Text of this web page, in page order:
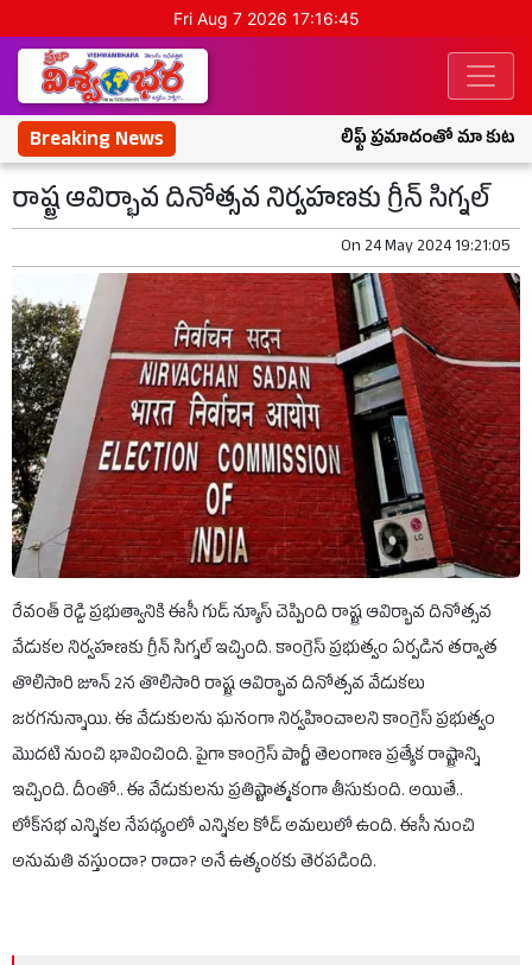
Fri Aug 7 2026 17:16:46
Breaking News లిఫ్ట్ ప్రమాదంతో మా
రాష్ట్ర ఆవిర్భావ దినోత్సవ నిర్వహణకు గ్రీన్ సిగ్నల్
On24 May 2024 19:21:05
రేవంత్ రెడ్డి ప్రభుత్వానికి ఈసీ గుడ్ న్యూస్ చెప్పింది రాష్ట్ర ఆవిర్భావ దినోత్సవ
వేడుకల నిర్వహణకు గ్రీన్ సిగ్నల్ ఇచ్చింది. కాంగ్రెస్ ప్రభుత్వం ఏర్పడిన తర్వాత
తొలిసారి జూన్ 2న తొలిసారి రాష్ట్ర ఆవిర్భావ దినోత్సవ వేడుకలు
జరగనున్నాయి. ఈ వేడుకులను ఘనంగా నిర్వహించాలని కాంగ్రెస్ ప్రభుత్వం
మొదటి నుంచి భావించింది. పైగా కాంగ్రెస్ పార్టీ తెలంగాణ ప్రత్యేక రాష్ట్రాన్ని
ఇచ్చింది. దీంతో.. ఈ వేడుకులను ప్రతిష్టాత్మకంగా తీసుకుంది. అయితే..
లోక్‌సభ ఎన్నికల నేపథ్యంలో ఎన్నికల కోడ్ అమలులో ఉంది. ఈసీ నుంచి
అనుమతి వస్తుందా? రాదా? అనే ఉత్కంఠకు తెరపడింది.